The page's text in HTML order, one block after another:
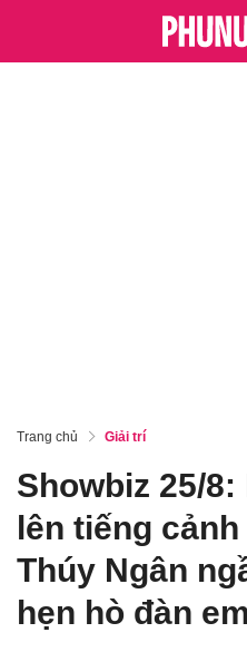
Trang chủ Giải trí
Showbiz 25/
lên tiếng
Thúy Ngân
hẹn hò đàn